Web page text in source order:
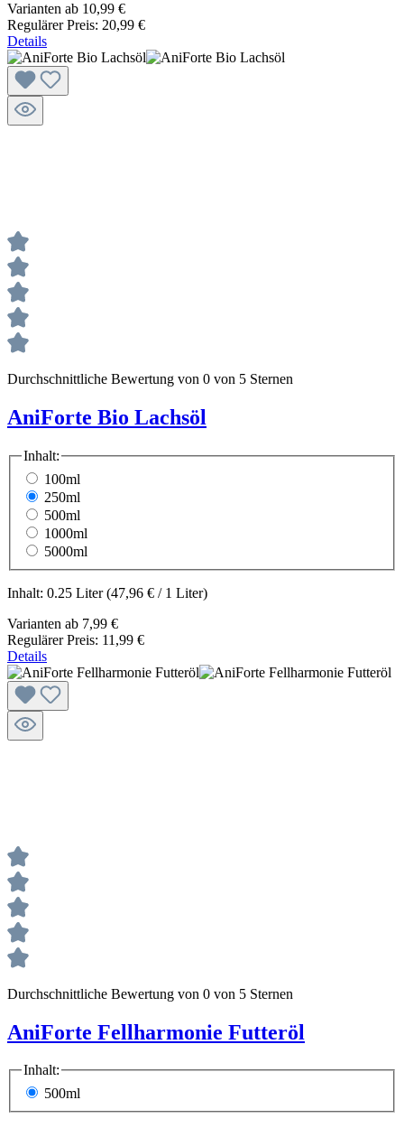
Varianten ab 10,99 €
Regulärer Preis: 20,99 €
Details
Durchschnittliche Bewertung von 0 von 5 Sternen
AniForte Bio Lachsöl
Inhalt:
100ml
250ml
500ml
1000ml
5000ml
Inhalt: 0.25 Liter(47,96 € / 1 Liter)
Varianten ab 7,99 €
Regulärer Preis: 11,99 €
Details
Durchschnittliche Bewertung von 0 von 5 Sternen
AniForte Fellharmonie Futteröl
Inhalt:
500ml